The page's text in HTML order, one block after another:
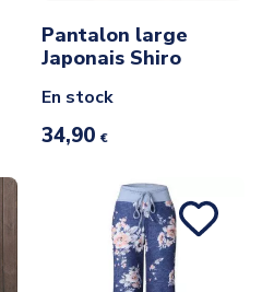
Pantalon large
Japonais Shiro
En stock
34,90 €